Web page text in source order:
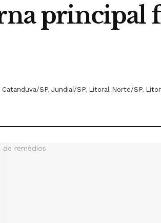
principal
Catanduva/SP, Jundiaí/SP, Litoral Norte/SP,